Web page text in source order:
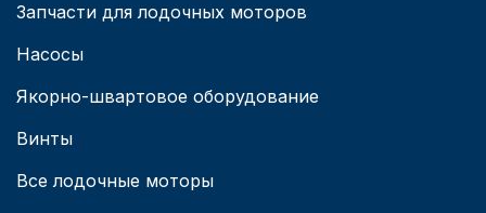
Запчасти для лодочных моторов
Насосы
Якорно-швартовое оборудование
Винты
Все лодочные моторы